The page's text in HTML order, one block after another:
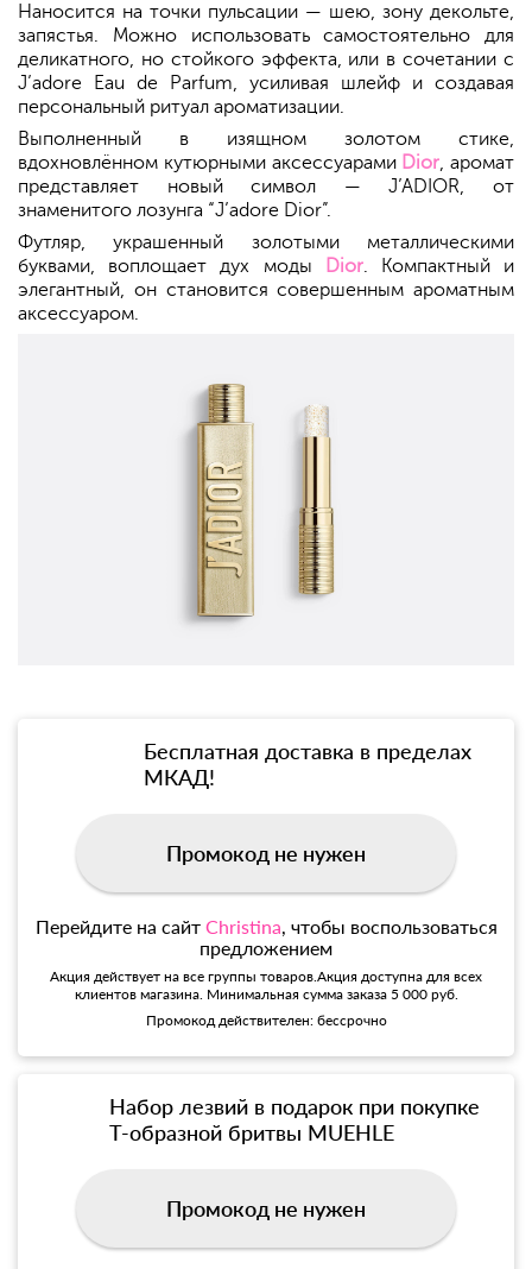
Наносится на точки пульсации — шею, зону декольте,
запястья. Можно использовать самостоятельно для
деликатного, но стойкого эффекта, или в сочетании с
J’adore Eau de Parfum, усиливая шлейф и создавая
персональный ритуал ароматизации.
Выполненный в изящном золотом стике,
вдохновлённом кутюрными аксессуарами Dior, аромат
представляет новый символ — J’ADIOR, от
знаменитого лозунга “J’adore Dior”.
Футляр, украшенный золотыми металлическими
буквами, воплощает дух моды
Dior. Компактный и
элегантный, он становится совершенным ароматным
аксессуаром.
Бесплатная доставка в пределах
МКАД!
Промокод не нужен
Перейдите на сайт Christina, чтобы воспользоваться
предложением
Акция действует на все группы товаров.Акция доступна для всех
клиентов магазина. Минимальная сумма заказа 5 000 руб.
Промокод действителен: бессрочно
Набор лезвий в подарок при покупке
Т-образной бритвы MUEHLE
Промокод не нужен